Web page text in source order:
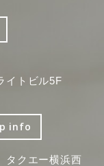
イトビル5F
info
クエー横浜西